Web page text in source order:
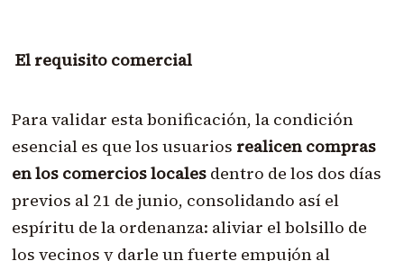
El requisito comercial
Para validar esta bonificación, la condición
esencial es que los usuarios realicen compras
en los comercios localesdentro de los dos días
previos al 21 de junio, consolidando así el
espíritu de la ordenanza: aliviar el bolsillo de
los vecinos y darle un fuerte empujón al